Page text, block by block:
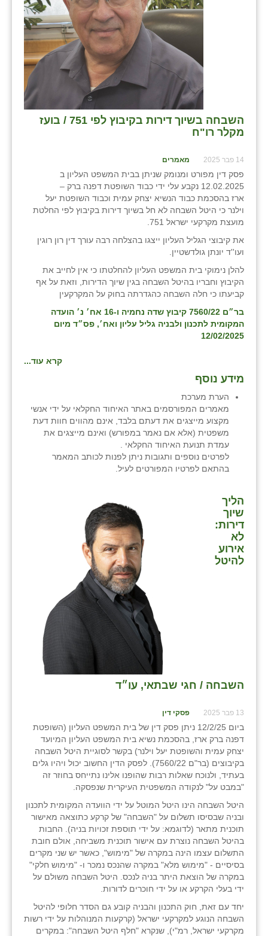
השבחה בשיוך דירות בקיבוץ לפי 751 / בועז
מקלר רו"ח
14 פבר 2025 מאמרים
פסק דין מפורט ומנומק שניתן בבית המשפט העליון ב
12.02.2025 נקבע עלי ידי כבוד השופטת דפנה ברק –
ארז בהסכמת כבוד הנשיא יצחק עמית וכבוד השופטת יעל
וילנר כי היטל השבחה לא חל בשיוך דירות בקיבוץ לפי החלטת
מועצת מקרקעי ישראל 751.
את קיבוצי הגליל העליון ייצגו בהצלחה רבה עורך דין רון רוגין
ועו''ד יונתן גולדשטיין.
להלן נימוקי בית המשפט העליון להחלטתו כי אין לחייב את
הקיבוץ וחבריו בהיטל השבחה בגין שיוך הדירות, וזאת על אף
קביעתו כי חלה השבחה כהגדרתה בחוק על המקרקעין
בר״ם 7560/22 קיבוץ שדה נחמיה ו-16 אח׳ נ׳ הועדה
המקומית לתכנון ולבניה גליל עליון ואח׳, פס״ד מיום
12/02/2025
קרא עוד...
מידע נוסף
הערת מערכת
מאמרים המפורסמים באתר האיחוד החקלאי על ידי אנשי
מקצוע מייצגים את דעתם בלבד, אינם מהווים חוות דעת
משפטית (אלא אם נאמר במפורש) ואינם מייצגים את
עמדת תנועת האיחוד החקלאי .
לפרטים נוספים ותגובות ניתן לפנות לכותב המאמר
בהתאם לפרטיו המפורטים לעיל.
הליך
שיוך
דירות:
לא
אירוע
להיטל
השבחה / חגי שבתאי, עו״ד
13 פבר 2025 פסקי דין
ביום 12/2/25 ניתן פסק דין של בית המשפט העליון (השופטת
דפנה ברק ארז, בהסכמת נשיא בית המשפט העליון המיועד
יצחק עמית והשופטת יעל וילנר) בקשר לסוגיית היטל השבחה
בקיבוצים (בר"ם 7560/22). לפסק הדין החשוב יכול ויהיו גלים
בעתיד, ולנוכח שאלות רבות שהופנו אלינו נתייחס בחוזר זה
"במבט על" לנקודה המשפטית העיקרית שנפסקה.
היטל השבחה הינו היטל המוטל על ידי הוועדה המקומית לתכנון
ובניה שבסיסו תשלום על "השבחה" של קרקע כתוצאה מאישור
תוכנית מתאר (לדוגמא: על ידי תוספת זכויות בניה). החבות
בהיטל השבחה נוצרת עם אישור תוכנית משביחה, אולם חובת
התשלום עצמו הינה במקרה של "מימוש", כאשר יש שני מקרים
בסיסיים - "מימוש מלא" במקרה שהנכס נמכר ו- "מימוש חלקי"
במקרה של הוצאת היתר בניה לנכס. היטל השבחה משולם על
ידי בעלי הקרקע או על ידי חוכרים לדורות.
יחד עם זאת, חוק התכנון והבניה קובע גם הסדר חלופי להיטל
השבחה הנוגע למקרקעי ישראל (קרקעות המנוהלות על ידי רשות
מקרקעי ישראל, רמ"י), שנקרא "חלף היטל השבחה": במקרים
גן השומרון
גני עם
גני יהודה
גנות
דקל
זוהר
חבצלת השרון
חרב לאת
יבול (מורג)
יד השמונה
כפר אביב
כפר ביאליק
כפר הרי״ף
כפר מישר
מגשימים
מישר
מנחמיה
נאות הכיכר
נווה אטי״ב
נהריה (אג״ש)
ניר צבי
עין חצבה